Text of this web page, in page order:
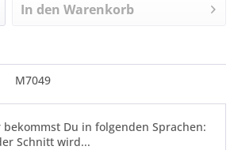
In den Warenkorb
M7049
Du in folgenden Sprachen:
Schnitt wird...